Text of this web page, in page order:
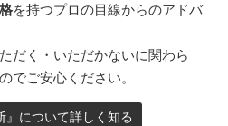
を持つプロの目線からのアドバ
だく・いただかないに関わら
でご安心ください。
』について詳しく知る